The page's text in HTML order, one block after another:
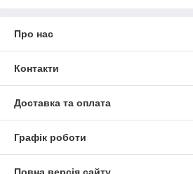
Про нас
Контакти
Доставка та оплата
Графік роботи